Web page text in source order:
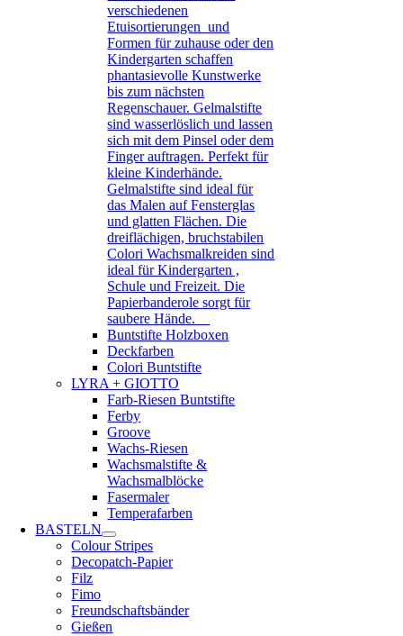
verschiedenen
Etuisortierungen und
Formen für zuhause oder den
Kindergarten schaffen
phantasievolle Kunstwerke
bis zum nächsten
Regenschauer. Gelmalstifte
sind wasserlöslich und lassen
sich mit dem Pinsel oder dem
Finger auftragen. Perfekt für
kleine Kinderhände.
Gelmalstifte sind ideal für
das Malen auf Fensterglas
und glatten Flächen. Die
dreiflächigen, bruchstabilen
Colori Wachsmalkreiden sind
ideal für Kindergarten ,
Schule und Freizeit. Die
Papierbanderole sorgt für
saubere Hände.
Buntstifte Holzboxen
Deckfarben
Colori Buntstifte
LYRA + GIOTTO
Farb-Riesen Buntstifte
Ferby
Groove
Wachs-Riesen
Wachsmalstifte &
Wachsmalblöcke
Fasermaler
Temperafarben
BASTELN
Colour Stripes
Decopatch-Papier
Filz
Fimo
Freundschaftsbänder
Gießen